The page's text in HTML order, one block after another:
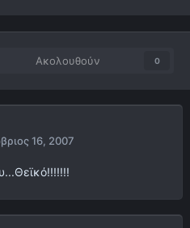
Ακολουθούν 0
16, 2007